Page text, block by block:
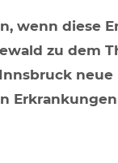
wenn diese
zu dem
neue
Erkrankungen